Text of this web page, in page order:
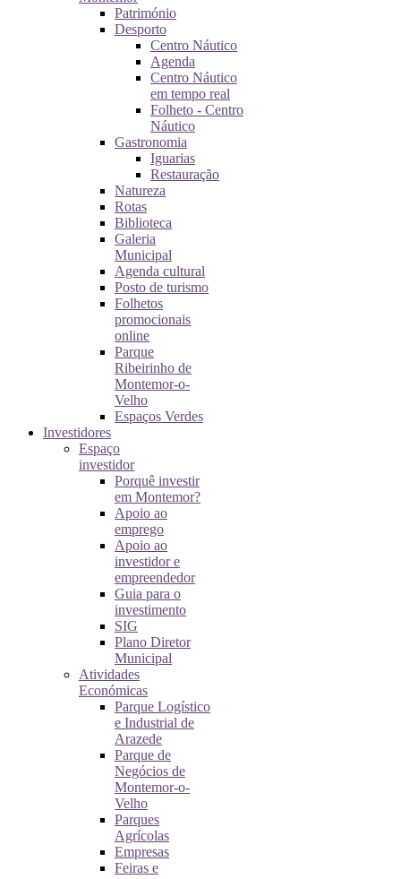
Património
Desporto
Centro Náutico
Agenda
Centro Náutico
em tempo real
Folheto - Centro
Náutico
Gastronomia
Iguarias
Restauração
Natureza
Rotas
Biblioteca
Galeria
Municipal
Agenda cultural
Posto de turismo
Folhetos
promocionais
online
Parque
Ribeirinho de
Montemor-o-
Velho
Espaços Verdes
Investidores
Espaço
investidor
Porquê investir
em Montemor?
Apoio ao
emprego
Apoio ao
investidor e
empreendedor
Guia para o
investimento
SIG
Plano Diretor
Municipal
Atividades
Económicas
Parque Logístico
e Industrial de
Arazede
Parque de
Negócios de
Montemor-o-
Velho
Parques
Agrícolas
Empresas
Feiras e